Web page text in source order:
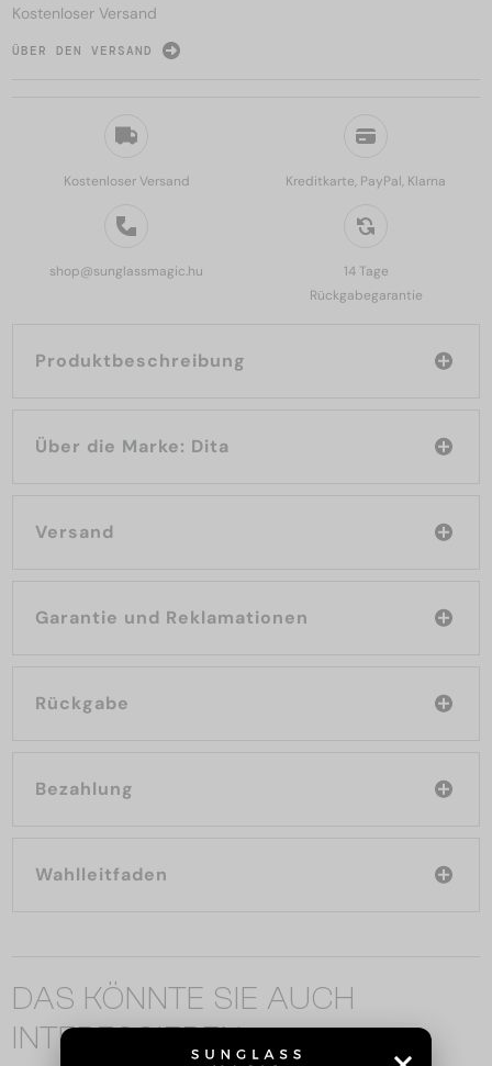
Kostenloser Versand Kreditkarte, PayPal, Klarna
shop@sunglassmagic.hu
14 Tage
Rückgabegarantie
Produktbeschreibung
Über die Marke: Dita
Versand
Garantie und Reklamationen
Rückgabe
Bezahlung
Wahlleitfaden
Kostenloser Versand
ÜBER DEN VERSAND
DAS KÖNNTE SIE AUCH
INTERESSIEREN